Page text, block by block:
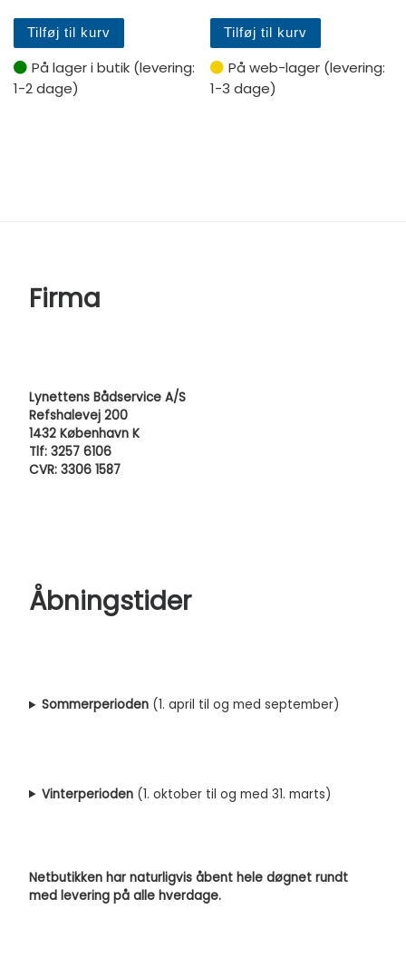
Tilføj til kurv
På lager i butik (levering:
1-2 dage)
Tilføj til kurv
På web-lager (levering:
1-3 dage)
Firma
Lynettens Bådservice A/S
Refshalevej 200
1432 København K
Tlf: 3257 6106
CVR: 3306 1587
Åbningstider
Sommerperioden (1. april til og med september)
Vinterperioden (1. oktober til og med 31. marts)
Netbutikken har naturligvis åbent hele døgnet rundt
med levering på alle hverdage.